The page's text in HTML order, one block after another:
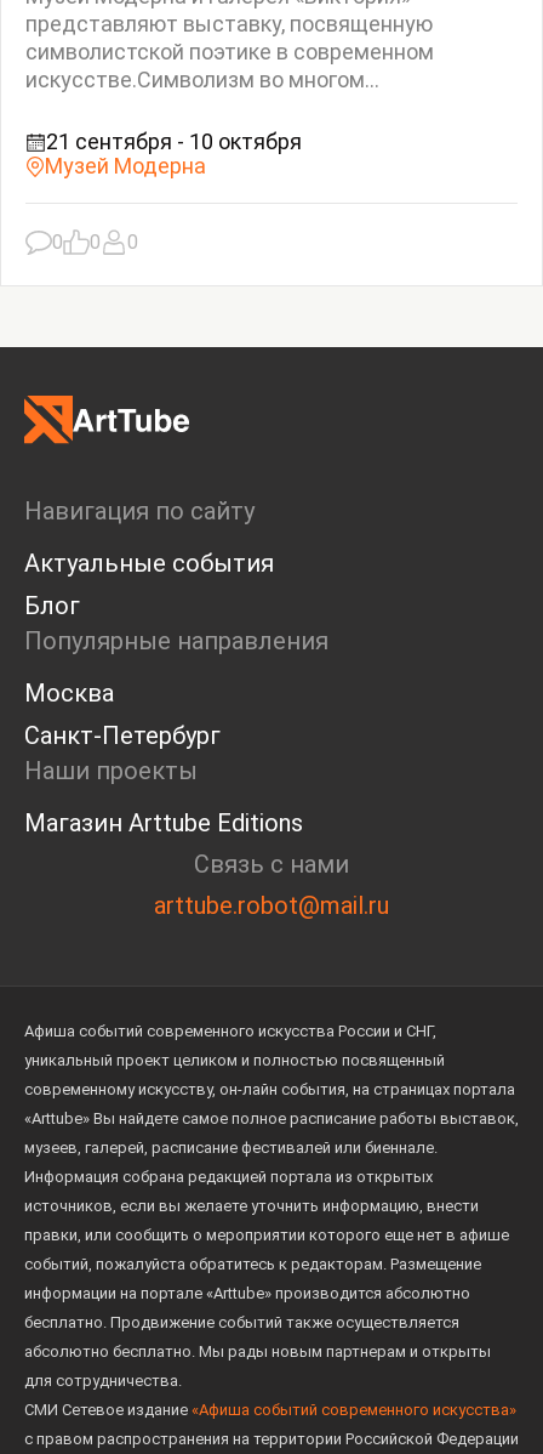
представляют выставку, посвященную
символистской поэтике в современном
искусстве.Символизм во многом...
21 сентября - 10 октября
Музей Модерна
0 0 0
Навигация по сайту
Актуальные события
Блог
Популярные направления
Москва
Санкт-Петербург
Наши проекты
Магазин Arttube Editions
Связь с нами
arttube.robot@mail.ru
Афиша событий современного искусства России и СНГ,
уникальный проект целиком и полностью посвященный
современному искусству, он-лайн события, на страницах портала
«Arttube» Вы найдете самое полное расписание работы выставок,
музеев, галерей, расписание фестивалей или биеннале.
Информация собрана редакцией портала из открытых
источников, если вы желаете уточнить информацию, внести
правки, или сообщить о мероприятии которого еще нет в афише
событий, пожалуйста обратитесь к редакторам. Размещение
информации на портале «Arttube» производится абсолютно
бесплатно. Продвижение событий также осуществляется
абсолютно бесплатно. Мы рады новым партнерам и открыты
для сотрудничества.
СМИ Сетевое издание «Афиша событий современного искусства»
с правом распространения на территории Российской Федерации